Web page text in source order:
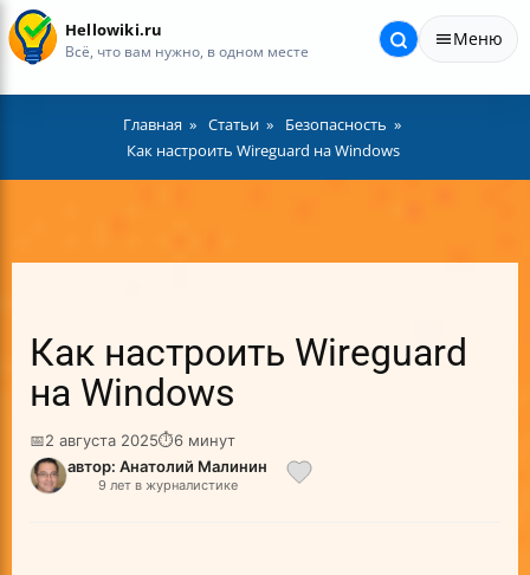
Hellowiki.ru
Всё, что вам нужно, в одном месте
Меню
Главная Статьи
Безопасность
Как настроить Wireguard на Windows
Как настроить Wireguard
на Windows
📅2 августа 2025⏱6 минут
автор: Анатолий Малинин
9 лет в журналистике